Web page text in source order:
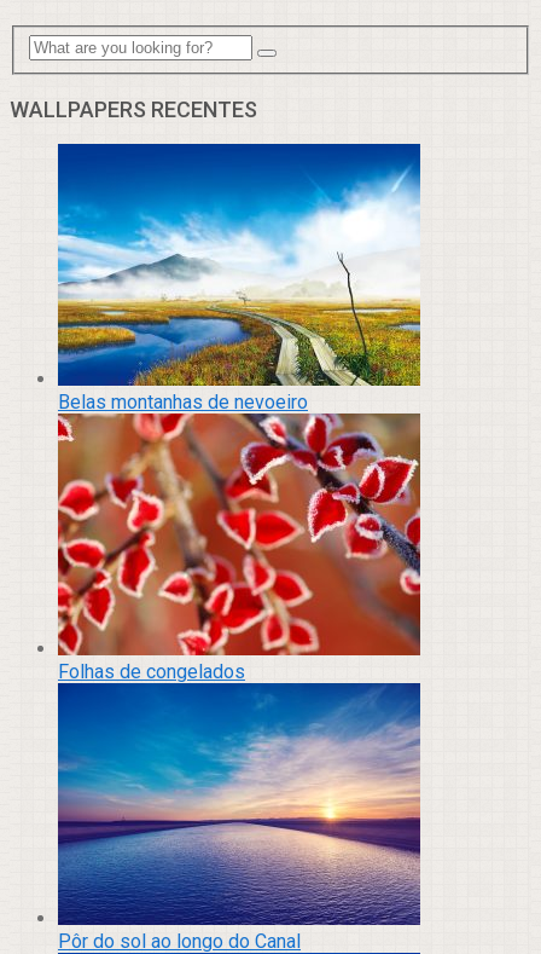
WALLPAPERS RECENTES
Belas montanhas de nevoeiro
Folhas de congelados
Pôr do sol ao longo do Canal